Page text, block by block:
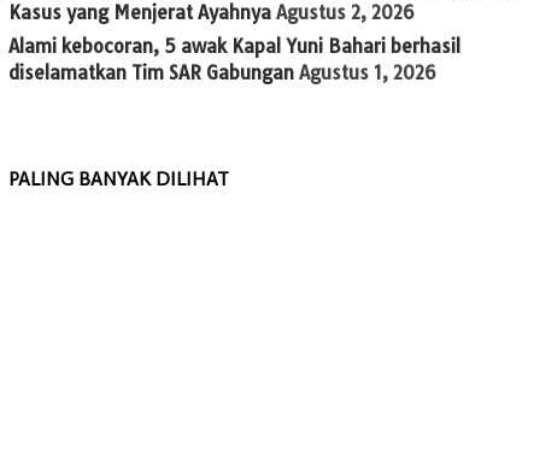
Kasus yang Menjerat Ayahnya Agustus 2, 2026
Alami kebocoran, 5 awak Kapal Yuni Bahari berhasil
diselamatkan Tim SAR Gabungan Agustus 1, 2026
PALING BANYAK DILIHAT